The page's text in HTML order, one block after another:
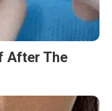
After The